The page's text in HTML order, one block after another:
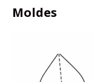
Moldes